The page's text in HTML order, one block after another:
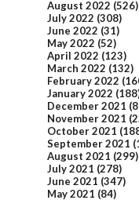
August 2022 (526)
July 2022 (308)
June 2022 (31)
May 2022 (52)
April 2022 (123)
March 2022 (132)
February 2022
January 2022
December 2021
November 2021
October 2021
September 2021
August 2021 (299)
July 2021 (278)
June 2021 (347)
May 2021 (84)